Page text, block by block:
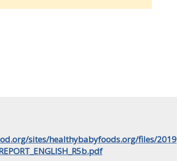
sites/healthybabyfoods.org/files/2019